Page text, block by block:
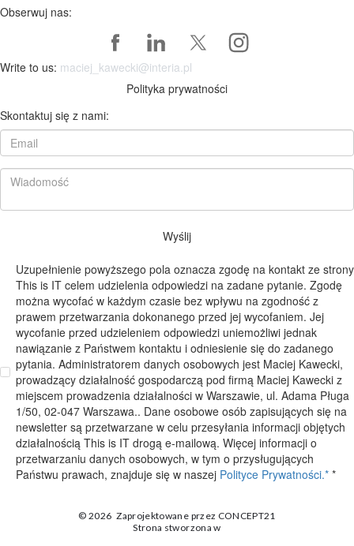
Obserwuj nas:
Write to us: maciej_kawecki@interia.pl
Polityka prywatności
Skontaktuj się z nami:
Wyślij
Uzupełnienie powyższego pola oznacza zgodę na kontakt ze strony
This is IT celem udzielenia odpowiedzi na zadane pytanie. Zgodę
można wycofać w każdym czasie bez wpływu na zgodność z
prawem przetwarzania dokonanego przed jej wycofaniem. Jej
wycofanie przed udzieleniem odpowiedzi uniemożliwi jednak
nawiązanie z Państwem kontaktu i odniesienie się do zadanego
pytania. Administratorem danych osobowych jest Maciej Kawecki,
prowadzący działalność gospodarczą pod firmą Maciej Kawecki z
miejscem prowadzenia działalności w Warszawie, ul. Adama Pługa
1/50, 02-047 Warszawa.. Dane osobowe osób zapisujących się na
newsletter są przetwarzane w celu przesyłania informacji objętych
działalnością This is IT drogą e-mailową. Więcej informacji o
przetwarzaniu danych osobowych, w tym o przysługujących
Państwu prawach, znajduje się w naszej Polityce Prywatności.* *
© 2026 Zaprojektowane przez CONCEPT21
Strona stworzona w